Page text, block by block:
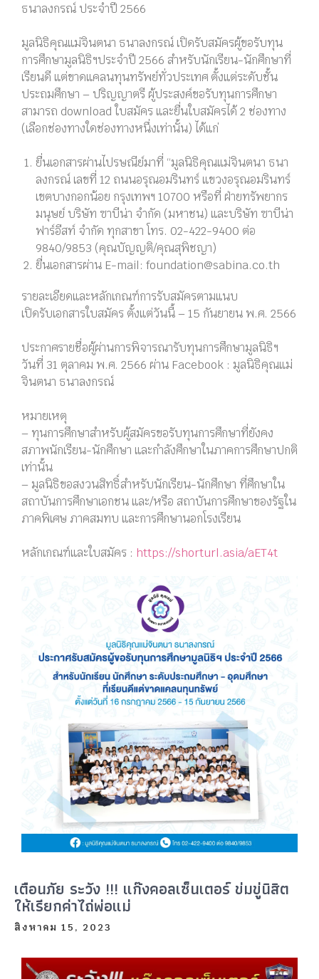
ธนาลงกรณ์ ประจำปี 2566
มูลนิธิคุณแม่จินตนา ธนาลงกรณ์ เปิดรับสมัครผู้ขอรับทุน
การศึกษามูลนิธิฯประจำปี 2566 สำหรับนักเรียน-นักศึกษาที่
เรียนดี แต่ขาดแคลนทุนทรัพย์ทั่วประเทศ ตั้งแต่ระดับชั้น
ประถมศึกษา – ปริญญาตรี ผู้ประสงค์ขอรับทุนการศึกษา
สามารถ download ใบสมัคร และยื่นใบสมัครได้ 2 ช่องทาง
(เลือกช่องทางใดช่องทางหนึ่งเท่านั้น) ได้แก่
ยื่นเอกสารผ่านไปรษณีย์มาที่ “มูลนิธิคุณแม่จินตนา ธนา
ลงกรณ์ เลขที่ 12 ถนนอรุณอมรินทร์ แขวงอรุณอมรินทร์
เขตบางกอกน้อย กรุงเทพฯ 10700 หรือที่ ฝ่ายทรัพยากร
มนุษย์ บริษัท ซาบีน่า จำกัด (มหาชน) และบริษัท ซาบีน่า
ฟาร์อีสท์ จำกัด ทุกสาขา โทร. 02-422-9400 ต่อ
9840/9853 (คุณบัญญติ/คุณสุพิชญา)
ยื่นเอกสารผ่าน E-mail: foundation@sabina.co.th
รายละเอียดและหลักเกณฑ์การรับสมัครตามแนบ
เปิดรับเอกสารใบสมัคร ตั้งแต่วันนี้ – 15 กันยายน พ.ศ. 2566
ประกาศรายชื่อผู้ผ่านการพิจารณารับทุนการศึกษามูลนิธิฯ
วันที่ 31 ตุลาคม พ.ศ. 2566 ผ่าน Facebook : มูลนิธิคุณแม่
จินตนา ธนาลงกรณ์
หมายเหตุ
– ทุนการศึกษาสำหรับผู้สมัครขอรับทุนการศึกษาที่ยังคง
สภาพนักเรียน-นักศึกษา และกำลังศึกษาในภาคการศึกษาปกติ
เท่านั้น
– มูลนิธิขอสงวนสิทธิ์สำหรับนักเรียน-นักศึกษา ที่ศึกษาใน
สถาบันการศึกษาเอกชน และ/หรือ สถาบันการศึกษาของรัฐใน
ภาคพิเศษ ภาคสมทบ และการศึกษานอกโรงเรียน
หลักเกณฑ์และใบสมัคร : https://shorturl.asia/aET4t
เตือนภัย ระวัง !!! แก๊งคอลเซ็นเตอร์ ข่มขู่นิสิต
ให้เรียกค่าไถ่พ่อแม่
สิงหาคม 15, 2023